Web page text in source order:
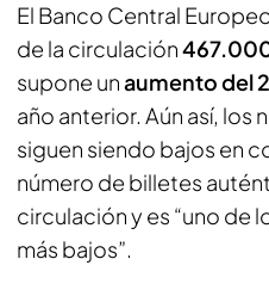
El Banco Central
de la circulación
supone unaumento del
año anterior. Aún así, los
siguen siendo bajos en
número de billetes
circulación y es “uno de
más bajos”.